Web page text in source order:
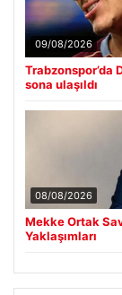
09/08/2026
Trabzonspor’da
sona ulaşıldı
08/08/2026
Mekke Ortak
Yaklaşımları